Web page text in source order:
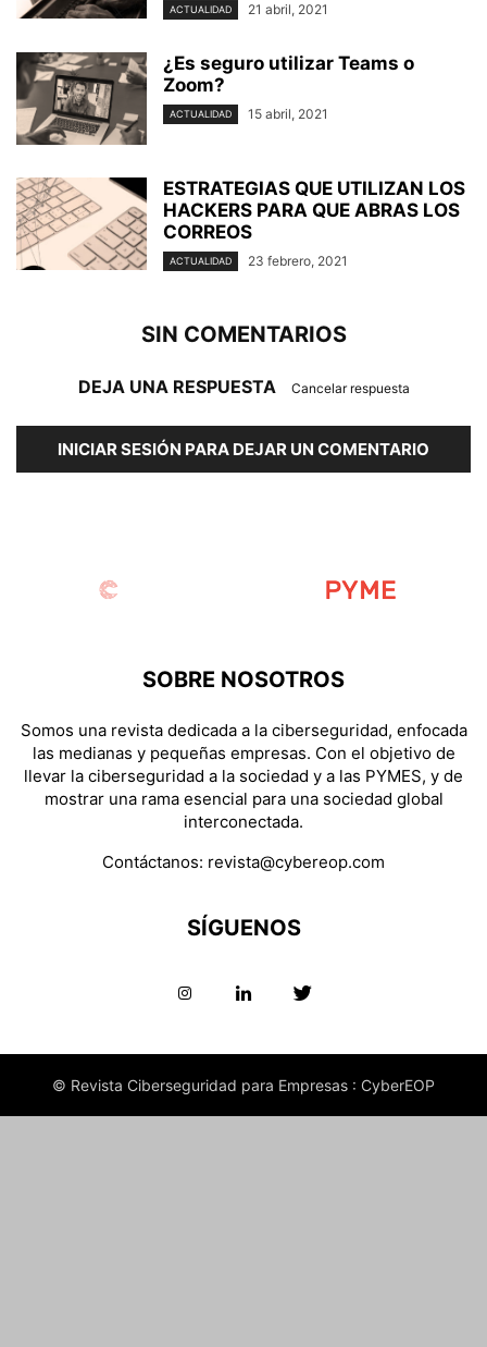
ACTUALIDAD 21 abril, 2021
¿Es seguro utilizar Teams o
Zoom?
ACTUALIDAD 15 abril, 2021
ESTRATEGIAS QUE UTILIZAN LOS
HACKERS PARA QUE ABRAS LOS
CORREOS
ACTUALIDAD 23 febrero, 2021
SIN COMENTARIOS
DEJA UNA RESPUESTA Cancelar respuesta
INICIAR SESIÓN PARA DEJAR UN COMENTARIO
SOBRE NOSOTROS
Somos una revista dedicada a la ciberseguridad, enfocada
las medianas y pequeñas empresas. Con el objetivo de
llevar la ciberseguridad a la sociedad y a las PYMES, y de
mostrar una rama esencial para una sociedad global
interconectada.
Contáctanos: revista@cybereop.com
SÍGUENOS
© Revista Ciberseguridad para Empresas : CyberEOP